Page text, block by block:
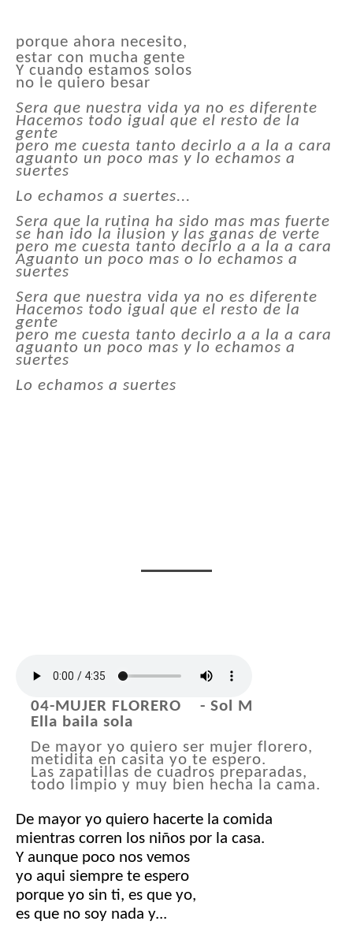
porque ahora necesito,
estar con mucha gente
Y cuando estamos solos
no le quiero besar
Sera que nuestra vida ya no es diferente
Hacemos todo igual que el resto de la
gente
pero me cuesta tanto decirlo a a la a cara
aguanto un poco mas y lo echamos a
suertes
Lo echamos a suertes...
Sera que la rutina ha sido mas mas fuerte
se han ido la ilusion y las ganas de verte
pero me cuesta tanto decirlo a a la a cara
Aguanto un poco mas o lo echamos a
suertes
Sera que nuestra vida ya no es diferente
Hacemos todo igual que el resto de la
gente
pero me cuesta tanto decirlo a a la a cara
aguanto un poco mas y lo echamos a
suertes
Lo echamos a suertes
04-MUJER FLORERO - Sol M
Ella baila sola
De mayor yo quiero ser mujer florero,
metidita en casita yo te espero.
Las zapatillas de cuadros preparadas,
todo limpio y muy bien hecha la cama.
De mayor yo quiero hacerte la comida
mientras corren los niños por la casa.
Y aunque poco nos vemos
yo aqui siempre te espero
porque yo sin ti, es que yo,
es que no soy nada y...